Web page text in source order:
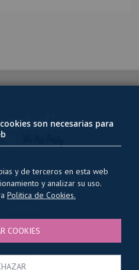
DE COOKIES
QUIENES SOMOS
BLOG
son necesarias para
y de terceros en esta web
y analizar su uso.
Politica de Cookies.
COOKIES